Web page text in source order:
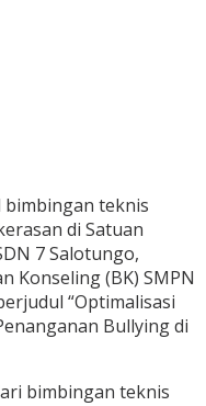
bimbingan teknis
di Satuan
7 Salotungo,
Konseling (BK) SMPN
“Optimalisasi
Bullying di
bimbingan teknis